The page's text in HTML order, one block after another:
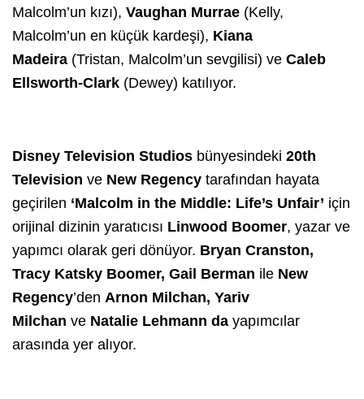
Malcolm’un kızı), Vaughan Murrae (Kelly,
Malcolm’un en küçük kardeşi), Kiana
Madeira (Tristan, Malcolm’un sevgilisi) ve Caleb
Ellsworth-Clark (Dewey) katılıyor.
Disney Television Studios bünyesindeki 20th
Television ve New Regency tarafından hayata
geçirilen ‘Malcolm in the Middle: Life’s Unfair’ için
orijinal dizinin yaratıcısı Linwood Boomer, yazar ve
yapımcı olarak geri dönüyor. Bryan Cranston,
Tracy Katsky Boomer, Gail Berman ile New
Regency’den Arnon Milchan, Yariv
Milchan ve Natalie Lehmann da yapımcılar
arasında yer alıyor.